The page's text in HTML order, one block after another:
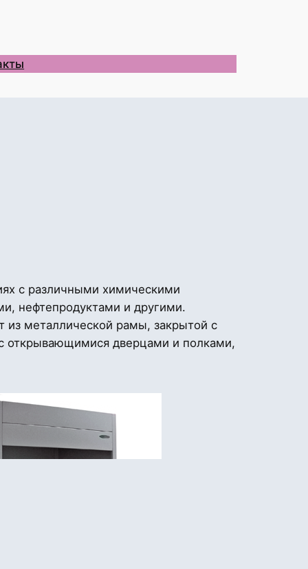
с различными химическими
нефтепродуктами и другими.
металлической рамы, закрытой с
открывающимися дверцами и полками,